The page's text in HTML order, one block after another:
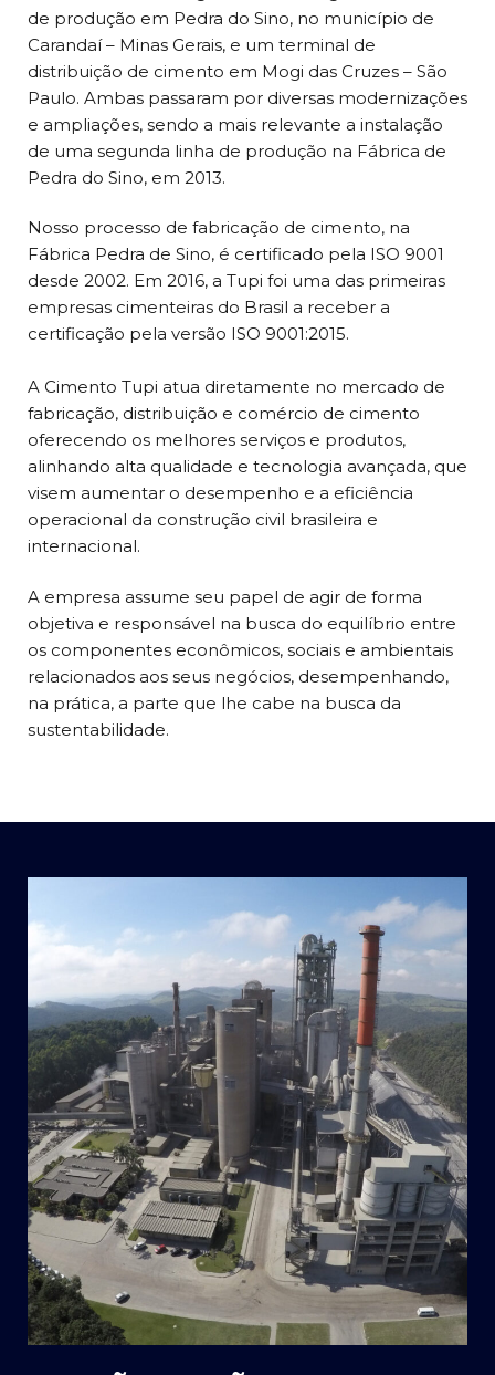
de produção em Pedra do Sino, no município de
Carandaí – Minas Gerais, e um terminal de
distribuição de cimento em Mogi das Cruzes – São
Paulo. Ambas passaram por diversas modernizações
e ampliações, sendo a mais relevante a instalação
de uma segunda linha de produção na Fábrica de
Pedra do Sino, em 2013.
Nosso processo de fabricação de cimento, na
Fábrica Pedra de Sino, é certificado pela ISO 9001
desde 2002. Em 2016, a Tupi foi uma das primeiras
empresas cimenteiras do Brasil a receber a
certificação pela versão ISO 9001:2015.
A Cimento Tupi atua diretamente no mercado de
fabricação, distribuição e comércio de cimento
oferecendo os melhores serviços e produtos,
alinhando alta qualidade e tecnologia avançada, que
visem aumentar o desempenho e a eficiência
operacional da construção civil brasileira e
internacional.
A empresa assume seu papel de agir de forma
objetiva e responsável na busca do equilíbrio entre
os componentes econômicos, sociais e ambientais
relacionados aos seus negócios, desempenhando,
na prática, a parte que lhe cabe na busca da
sustentabilidade.